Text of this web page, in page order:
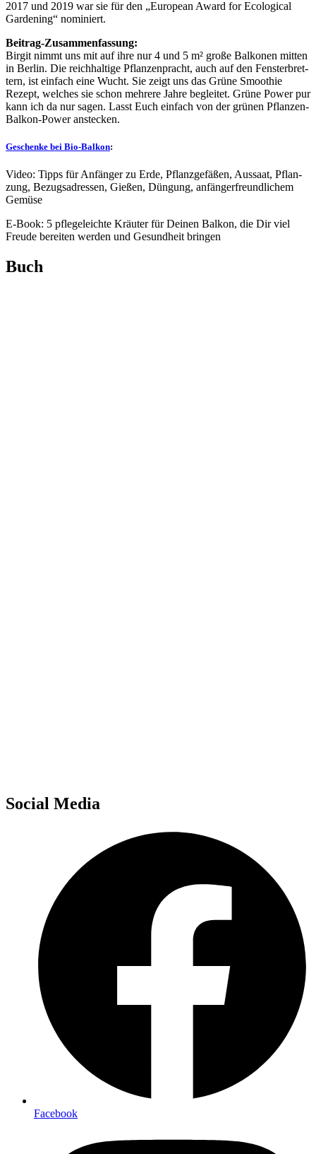
2017 und 2019 war sie für den „Euro­pean Award for Eco­lo­gi­cal
Gar­dening“ nominiert.
Bei­trag-Zusam­men­fas­sung:
Bir­git nimmt uns mit auf ihre nur 4 und 5 m² gro­ße Bal­ko­nen mit­ten
in Ber­lin. Die reich­hal­ti­ge Pflan­zen­pracht, auch auf den Fens­ter­bret­
tern, ist ein­fach eine Wucht. Sie zeigt uns das Grü­ne Smoothie
Rezept, wel­ches sie schon meh­re­re Jah­re beglei­tet. Grü­ne Power pur
kann ich da nur sagen. Lasst Euch ein­fach von der grü­nen Pflan­zen-
Bal­kon-Power anstecken.
Geschenke bei Bio-Balkon:
Video: Tipps für Anfän­ger zu Erde, Pflanz­ge­fä­ßen, Aus­saat, Pflan­
zung, Bezugs­adres­sen, Gie­ßen, Dün­gung, anfän­ger­freund­li­chem
Gemüse
E‑Book: 5 pfle­ge­leich­te Kräu­ter für Dei­nen Bal­kon, die Dir viel
Freu­de berei­ten wer­den und Gesund­heit bringen
Buch
Social Media
Face­book